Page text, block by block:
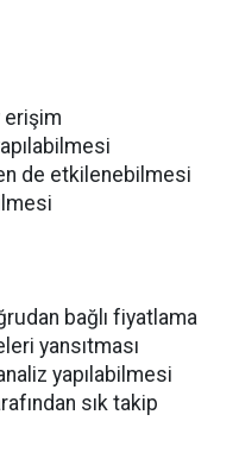
erişim
de etkilenebilmesi
bağlı fiyatlama
yansıtması
yapılabilmesi
sık takip